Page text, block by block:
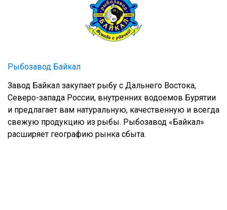
Рыбозавод Байкал
Завод Байкал закупает рыбу с Дальнего Востока,
Северо-запада России, внутренних водоемов Бурятии
и предлагает вам натуральную, качественную и всегда
свежую продукцию из рыбы. Рыбозавод «Байкал»
расширяет географию рынка сбыта.